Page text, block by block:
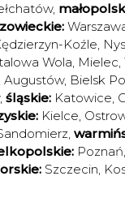
,
Koźle,
Wola, Mielec,
Augustów, Bielsk
, śląskie: Katowice,
Kielce,
,
Poznań,
Szczecin,